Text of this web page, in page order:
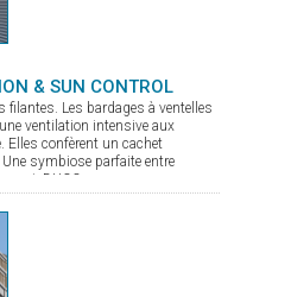
& SUN CONTROL
filantes. Les bardages à ventelles
ventilation intensive aux
Elles confèrent un cachet
symbiose parfaite entre
DUCO propose une gamme
Bardage à ventelles grand débit
comme pare-vue des zones
: pour installation aux endroits
bruits sortants des centrales de
: bardage le plus solide du
contre le vandalisme.